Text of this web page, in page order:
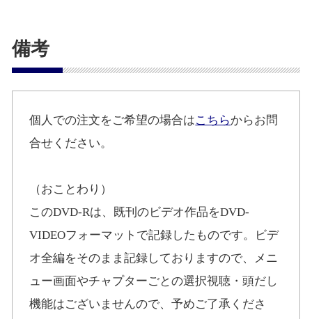
備考
個人での注文をご希望の場合はこちらからお問
合せください。
（おことわり）
このDVD-Rは、既刊のビデオ作品をDVD-
VIDEOフォーマットで記録したものです。ビデ
オ全編をそのまま記録しておりますので、メニ
ュー画面やチャプターごとの選択視聴・頭だし
機能はございませんので、予めご了承くださ